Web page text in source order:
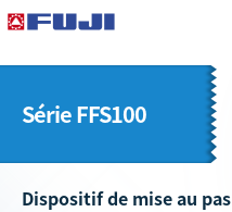
Série FFS100
Dispositif de mise au pas